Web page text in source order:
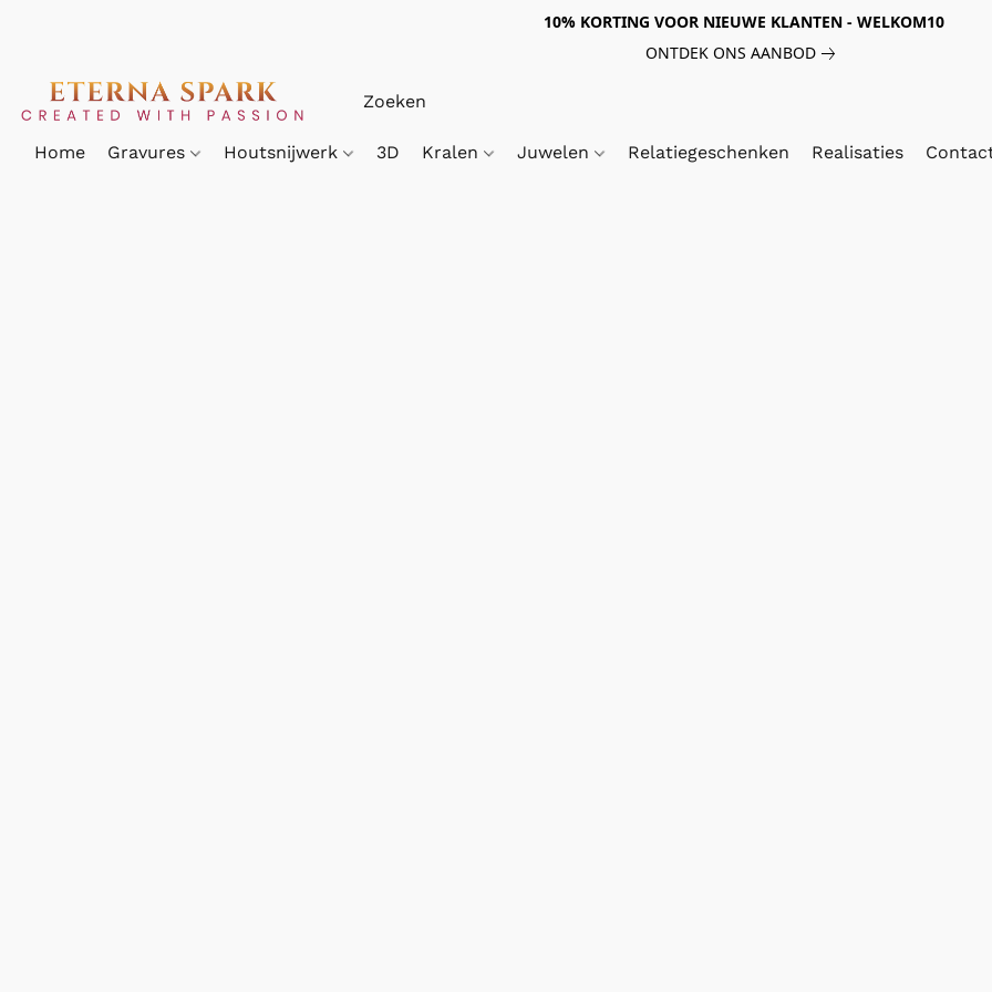
10% KORTING VOOR NIEUWE KLANTEN - WELKOM10
ONTDEK ONS AANBOD
Home Gravures Houtsnijwerk 3D Kralen Juwelen Relatiegeschenken Realisaties